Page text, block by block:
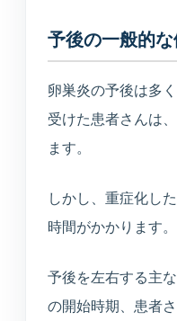
予後の一般的な
卵巣炎の予後は多
受けた患者さんは
ます。
しかし、重症化し
時間がかかります。
予後を左右する主
の開始時期、患者